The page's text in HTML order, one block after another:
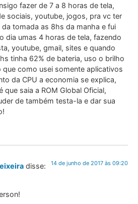
fazer de 7 a 8 horas de tela,
sociais, youtube, jogos, pra vc ter
tomada as 8hs da manha e fui
dia umas 4 horas de tela, fazendo
youtube, gmail, sites e quando
tinha 62% de bateria, uso o brilho
que como usei somente aplicativos
da CPU a economia se explica,
que saia a ROM Global Oficial,
de também testa-la e dar sua
disse: 14 de junho de 2017 às 09:20